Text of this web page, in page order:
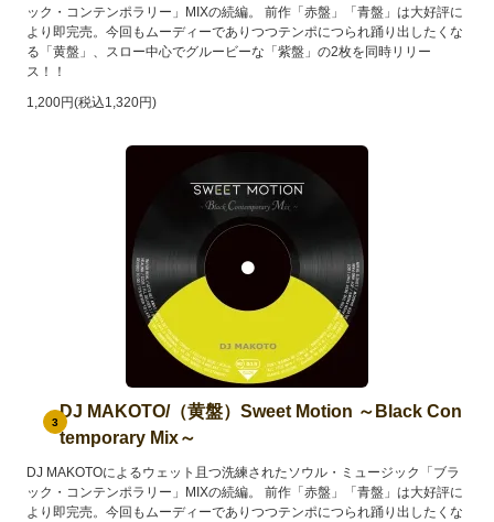
ック・コンテンポラリー」MIXの続編。 前作「赤盤」「青盤」は大好評に
より即完売。今回もムーディーでありつつテンポにつられ踊り出したくな
る「黄盤」、スロー中心でグルービーな「紫盤」の2枚を同時リリー
ス！！
1,200円(税込1,320円)
3
DJ MAKOTO/（黄盤）Sweet Motion ～Black Con
temporary Mix～
DJ MAKOTOによるウェット且つ洗練されたソウル・ミュージック「ブラ
ック・コンテンポラリー」MIXの続編。 前作「赤盤」「青盤」は大好評に
より即完売。今回もムーディーでありつつテンポにつられ踊り出したくな